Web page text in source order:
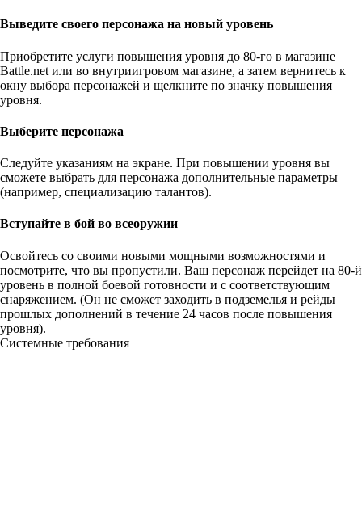
Выведите своего персонажа на новый уровень
Приобретите услуги повышения уровня до 80-го в магазине
Battle.net или во внутриигровом магазине, а затем вернитесь к
окну выбора персонажей и щелкните по значку повышения
уровня.
Выберите персонажа
Следуйте указаниям на экране. При повышении уровня вы
сможете выбрать для персонажа дополнительные параметры
(например, специализацию талантов).
Вступайте в бой во всеоружии
Освойтесь со своими новыми мощными возможностями и
посмотрите, что вы пропустили. Ваш персонаж перейдет на 80-й
уровень в полной боевой готовности и с соответствующим
снаряжением. (Он не сможет заходить в подземелья и рейды
прошлых дополнений в течение 24 часов после повышения
уровня).
Системные требования